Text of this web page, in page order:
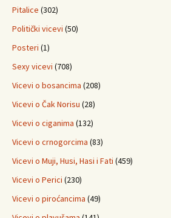
Pitalice (302)
Politički vicevi (50)
Posteri (1)
Sexy vicevi (708)
Vicevi o bosancima (208)
Vicevi o Čak Norisu (28)
Vicevi o ciganima (132)
Vicevi o crnogorcima (83)
Vicevi o Muji, Husi, Hasi i Fati (459)
Vicevi o Perici (230)
Vicevi o piroćancima (49)